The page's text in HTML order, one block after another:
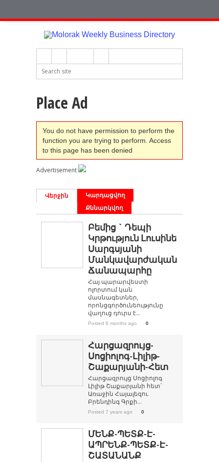
Place Ad
You do not have permission to perform the
function you are trying to perform. Access
to this page has been denied
Advertisement
Վերջին
Կարդացվող
Քննարկվող
Բեմից ` Դեպի
Կրթություն Լուսինե
Սարգսյանի
Մանկավարժական
Ճանապարհը
Հայ պարարվեստի
ոլորտում կան
մասնագետներ,
որոնցգործունեությունը
վաղուց դուրս է...
Posted 6 months ago 0
Հարցազրույց-
Սոցիոլոգ-Լիլիթ-
Շաքարյանի-Հետ
Հարցազրույց Սոցիոլոգ
Լիլիթ Շաքարյանի հետ`
Առաջին Հայալեզու
Բրենդինգ Գրքի...
Posted 7 years ago 0
ՄԵՆՔ-ՊԵՏՔ-Է-
ԱՊՐԵՆՔ-ՊԵՏՔ-Է-
ՇԱՏԱՆԱՆՔ